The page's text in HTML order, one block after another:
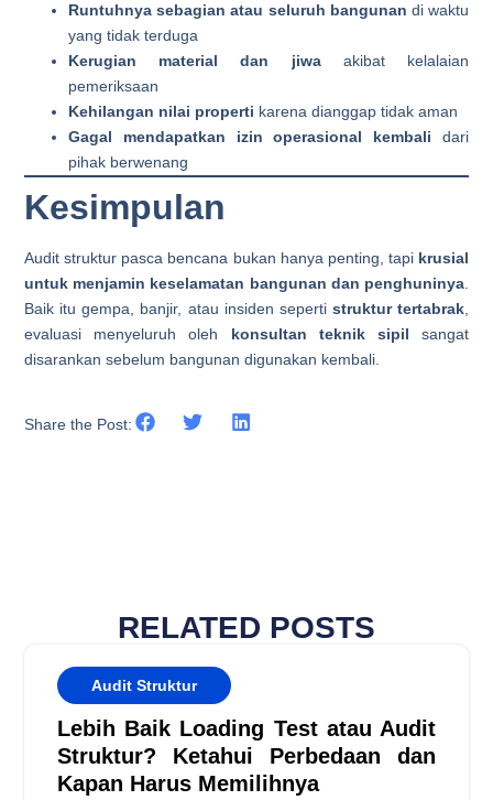
Runtuhnya sebagian atau seluruh bangunan di waktu
yang tidak terduga
Kerugian material dan jiwaakibat kelalaian
pemeriksaan
Kehilangan nilai properti karena dianggap tidak aman
Gagal mendapatkan izin operasional kembali dari
pihak berwenang
Kesimpulan
Audit struktur pasca bencana bukan hanya penting, tapi krusial
untuk menjamin keselamatan bangunan dan penghuninya.
Baik itu gempa, banjir, atau insiden seperti struktur tertabrak,
evaluasi menyeluruh oleh konsultan teknik sipil sangat
disarankan sebelum bangunan digunakan kembali.
Share the Post:
RELATED POSTS
Audit Struktur
Lebih Baik Loading Test atau Audit
Struktur? Ketahui Perbedaan dan
Kapan Harus Memilihnya